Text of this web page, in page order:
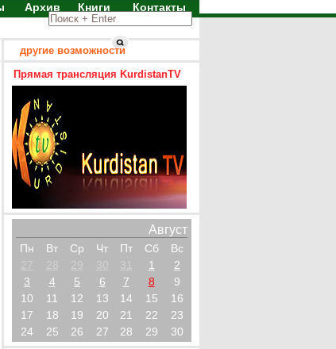
Архив Книги Контакты
другие возможности
Прямая трансляция KurdistanTV
Август
Пн Вт Ср Чт Пт Сб
Вс
27
28 29 30 31 1
2
3
4 5 6 7 8
9
10
11 12 13 14 15
16
17
18 19 20 21 22
23
24
25 26 27 28 29 30